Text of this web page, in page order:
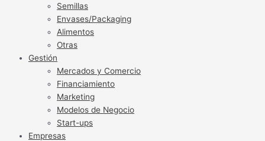
Semillas
Envases/Packaging
Alimentos
Otras
Gestión
Mercados y Comercio
Financiamiento
Marketing
Modelos de Negocio
Start-ups
Empresas